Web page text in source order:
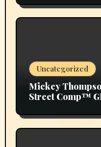
MT
Uncategorized
Mickey
Street Comp™